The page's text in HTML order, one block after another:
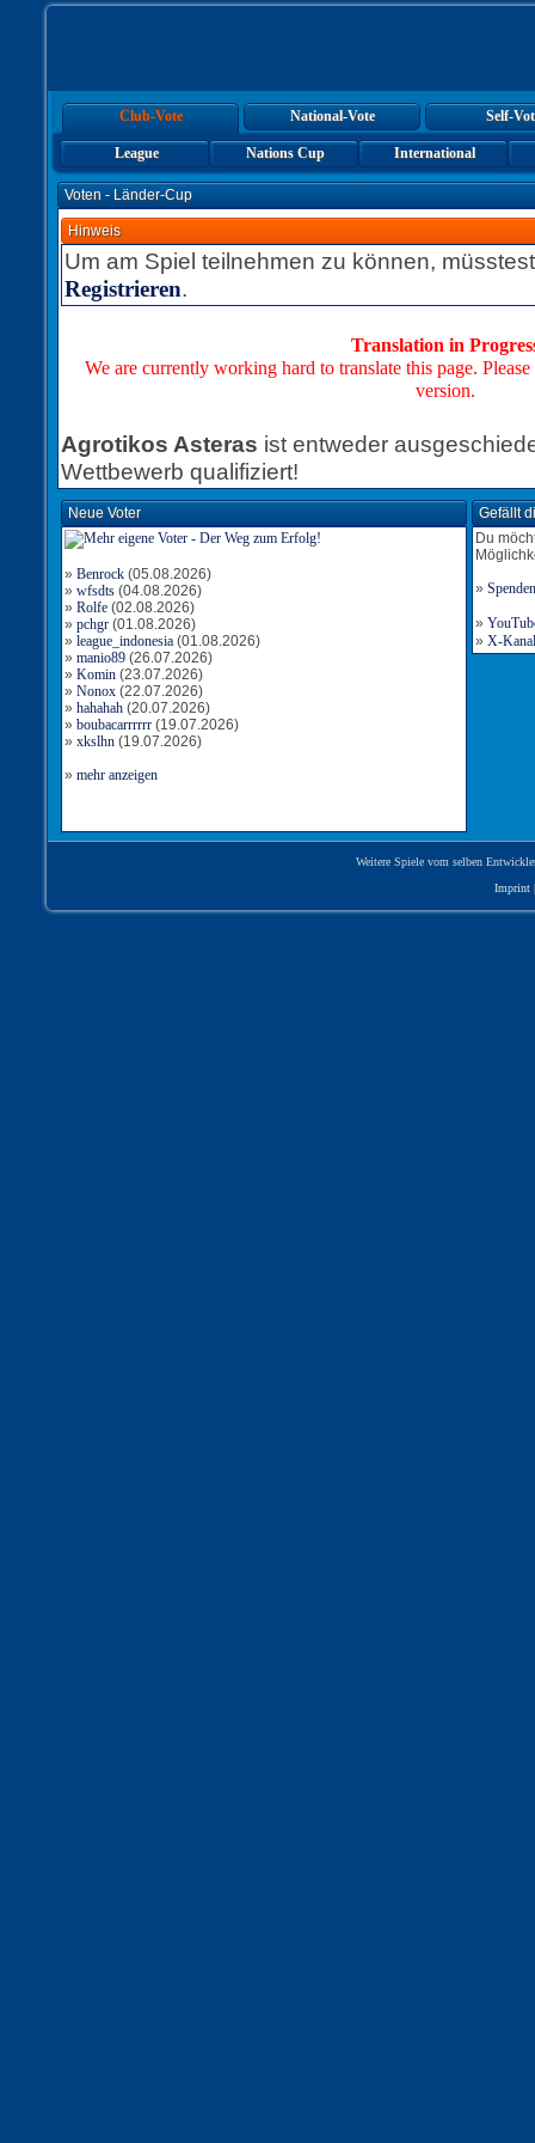
Club-Vote National-Vote Self-
League Nations Cup International
Voten - Länder-Cup
Hinweis
Um am Spiel teilnehmen zu können,
Registrieren.
Translation in
We are currently working hard to translate this page.
version.
Agrotikos Asteras ist entweder
Wettbewerb qualifiziert!
Neue Voter
» Benrock (05.08.2026)
» wfsdts (04.08.2026)
» Rolfe (02.08.2026)
» pchgr (01.08.2026)
» league_indonesia (01.08.2026)
» manio89 (26.07.2026)
» Komin (23.07.2026)
» Nonox (22.07.2026)
» hahahah (20.07.2026)
» boubacarrrrrr (19.07.2026)
» xkslhn (19.07.2026)
» mehr anzeigen
Gefällt
Du
» Spenden
»
» X-
Weitere Spiele vom selben
Imprint